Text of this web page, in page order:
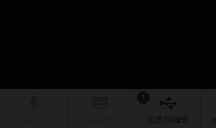
作